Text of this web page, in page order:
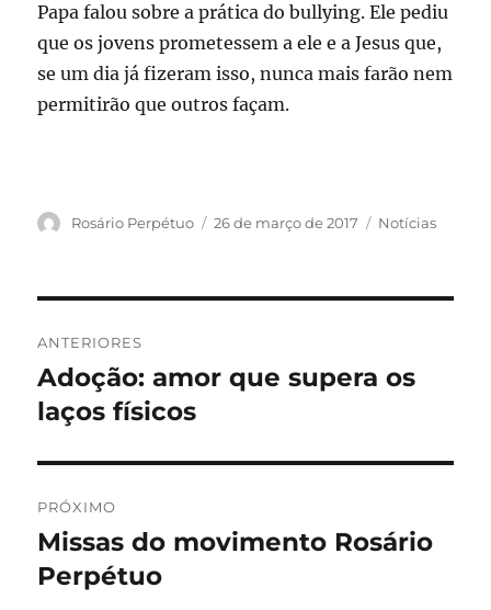
Papa falou sobre a prática do bullying. Ele pediu
que os jovens prometessem a ele e a Jesus que,
se um dia já fizeram isso, nunca mais farão nem
permitirão que outros façam.
Autor
Rosário Perpétuo
Publicado
26 de março de 2017 Categorias
Notícias
de
Post
ANTERIORES
Post
anterior:
Adoção: amor que supera os
laços físicos
PRÓXIMO
Próximo
post:
Missas do movimento Rosário
Perpétuo